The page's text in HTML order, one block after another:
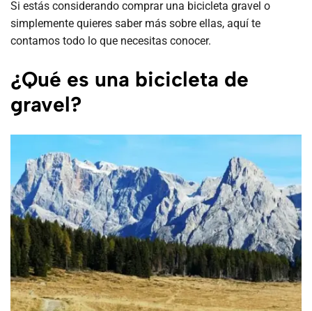
Si estás considerando comprar una bicicleta gravel o
simplemente quieres saber más sobre ellas, aquí te
contamos todo lo que necesitas conocer.
¿Qué es una bicicleta de
gravel?